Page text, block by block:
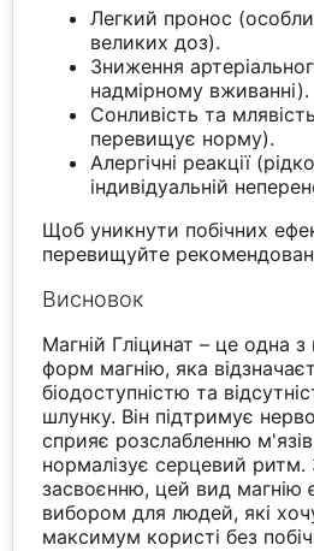
Легкий пронос
великих доз).
Зниження
надмірному вживанні).
Сонливість та
перевищує норму).
Алергічні реакції
індивідуальній
Щоб уникнути побічних
перевищуйте
Висновок
Магній Гліцинат – це одна
форм магнію, яка
біодоступністю та
шлунку. Він підтримує
сприяє розслабленню
нормалізує серцевий
засвоєнню, цей вид магнію
вибором для людей, які
максимум користі без